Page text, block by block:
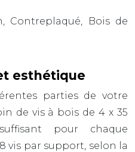
esthétique
parties de votre
de vis à bois de 4 x 35
pour chaque
vis par support, selon la